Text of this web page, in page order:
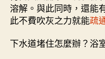
溶解。與此同時，還能
此不費吹灰之力就能疏
下水道堵住怎麼辦？浴